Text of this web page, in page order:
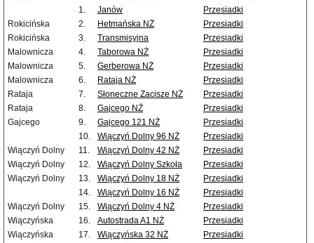
1.
Janów
Przesiadki
Rokicińska
2. Hetmańska NŻ
Przesiadki
Rokicińska
3. Transmisyjna
Przesiadki
Malownicza
4. Taborowa NŻ
Przesiadki
Malownicza
5. Gerberowa NŻ
Przesiadki
Malownicza
6. Rataja NŻ
Przesiadki
Rataja
7. Słoneczne Zacisze NŻ
Przesiadki
Rataja
8. Gajcego NŻ
Przesiadki
Gajcego
9. Gajcego 121 NŻ
Przesiadki
10.
Wiączyń Dolny 96 NŻ
Przesiadki
Wiączyń Dolny
11. Wiączyń Dolny 42 NŻ
Przesiadki
Wiączyń Dolny
12. Wiączyń Dolny Szkoła
Przesiadki
Wiączyń Dolny
13. Wiączyń Dolny 18 NŻ
Przesiadki
14.
Wiączyń Dolny 16 NŻ
Przesiadki
Wiączyń Dolny
15. Wiączyń Dolny 4 NŻ
Przesiadki
Wiączyńska
16. Autostrada A1 NŻ
Przesiadki
Wiączyńska
17. Wiączyńska 32 NŻ
Przesiadki